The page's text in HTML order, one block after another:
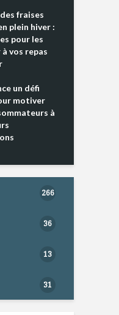
fraises
plein hiver :
pour les
vos repas
un défi
motiver
à
266
36
13
31